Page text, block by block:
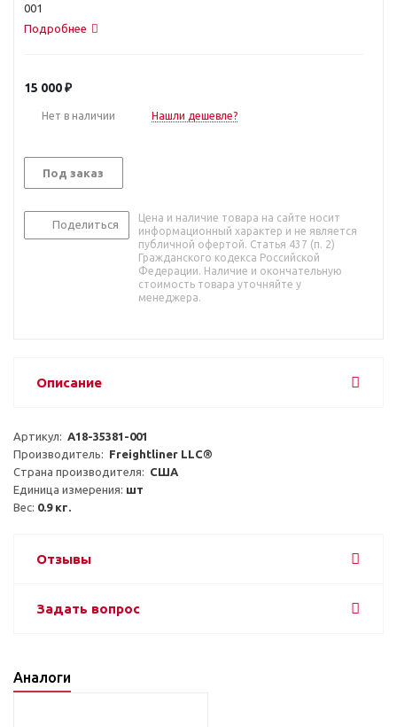
001
Подробнее
15 000₽
Нет в наличии Нашли дешевле?
Под заказ
Поделиться
Цена и наличие товара на сайте носит
информационный характер и не является
публичной офертой. Статья 437 (п. 2)
Гражданского кодекса Российской
Федерации. Наличие и окончательную
стоимость товара уточняйте у
менеджера.
Описание
Артикул: A18-35381-001
Производитель: Freightliner LLC®
Страна производителя: США
Единица измерения: шт
Вес: 0.9 кг.
Отзывы
Задать вопрос
Аналоги